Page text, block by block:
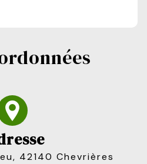
42140 Chevrières